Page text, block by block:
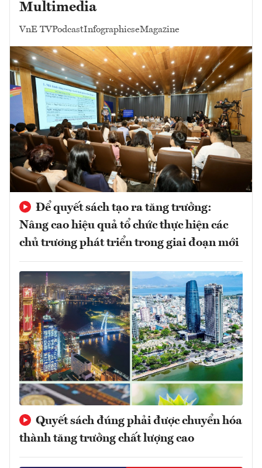
Multimedia
VnE TVPodcastInfographicseMagazine
Để quyết sách tạo ra tăng trưởng:
Nâng cao hiệu quả tổ chức thực hiện các
chủ trương phát triển trong giai đoạn mới
Quyết sách đúng phải được chuyển hóa
thành tăng trưởng chất lượng cao